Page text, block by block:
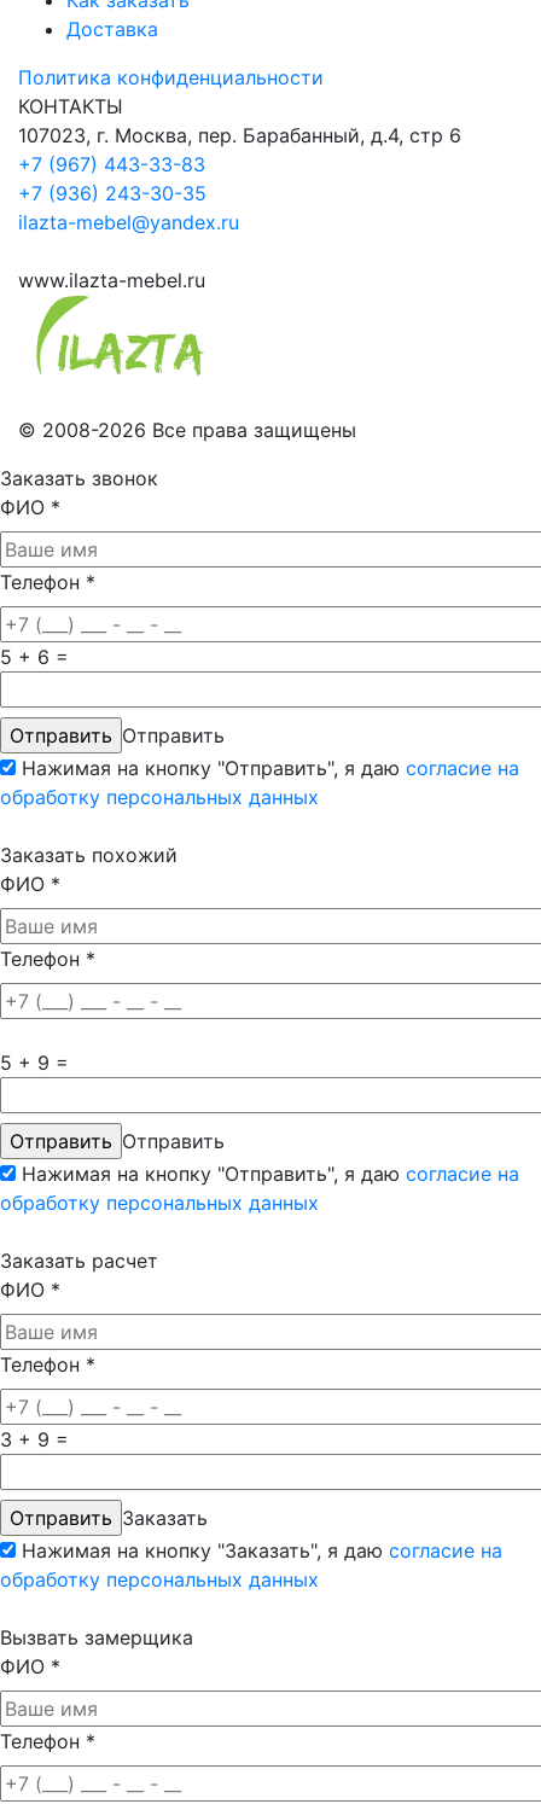
Доставка
Политика конфиденциальности
КОНТАКТЫ
107023, г. Москва, пер. Барабанный, д.4, стр 6
+7 (967) 443-33-83
+7 (936) 243-30-35
ilazta-mebel@yandex.ru
www.ilazta-mebel.ru
© 2008-2026 Все права защищены
Заказать звонок
ФИО *
Телефон *
5 + 6 =
Отправить
Нажимая на кнопку "Отправить", я даю согласие на
обработку персональных данных
Заказать похожий
ФИО *
Телефон *
5 + 9 =
Отправить
Нажимая на кнопку "Отправить", я даю согласие на
обработку персональных данных
Заказать расчет
ФИО *
Телефон *
3 + 9 =
Заказать
Нажимая на кнопку "Заказать", я даю согласие на
обработку персональных данных
Вызвать замерщика
ФИО *
Телефон *